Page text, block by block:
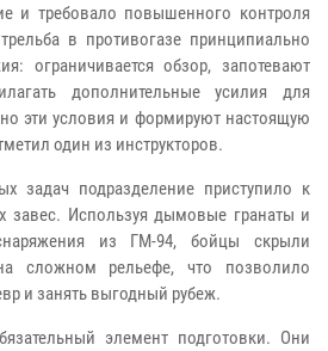
и требовало повышенного контроля
в противогазе принципиально
ограничивается обзор, запотевают
дополнительные усилия для
эти условия и формируют настоящую
один из инструкторов.
задач подразделение приступило к
завес. Используя дымовые гранаты и
из ГМ-94, бойцы скрыли
сложном рельефе, что позволило
и занять выгодный рубеж.
элемент подготовки. Они